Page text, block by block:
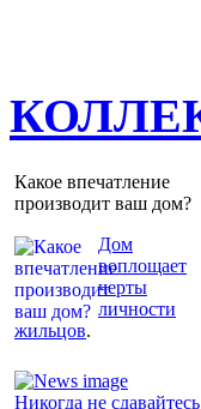
Какое впечатление
производит ваш дом?
Дом
воплощает
черты
личности
жильцов.
Никогда не сдавайтесь